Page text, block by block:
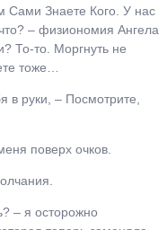
Сами Знаете Кого. У нас
– физиономия Ангела
То-то. Моргнуть не
тоже…
в руки, – Посмотрите,
поверх очков.
– я осторожно